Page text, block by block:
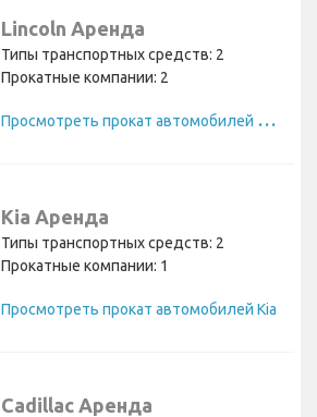
Lincoln Аренда
Типы транспортных средств: 2
Прокатные компании: 2
П
росмотреть прокат автомобилей Lincoln
Kia Аренда
Типы транспортных средств: 2
Прокатные компании: 1
Просмотреть прокат автомобилей Kia
Cadillac Аренда